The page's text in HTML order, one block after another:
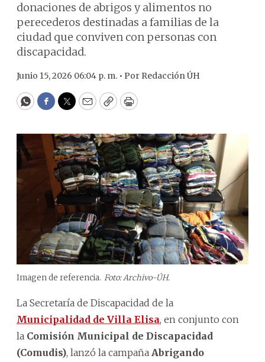
donaciones de abrigos y alimentos no
perecederos destinadas a familias de la
ciudad que conviven con personas con
discapacidad.
Junio 15, 2026 06:04 p. m. • Por Redacción ÚH
WhatsApp
Facebook
Twitter
EmailCopyPrint
Imagen de referencia. Foto: Archivo-ÚH.
La Secretaría de Discapacidad de la
Municipalidad de Villa Elisa, en conjunto con
la Comisión Municipal de Discapacidad
(Comudis), lanzó la campaña Abrigando